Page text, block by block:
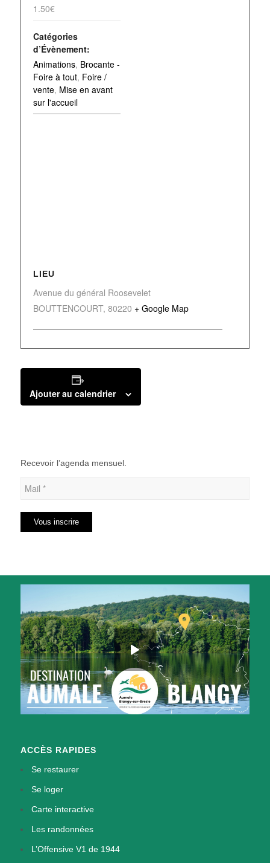
1.50€
Catégories
d’Évènement:
Animations, Brocante -
Foire à tout, Foire /
vente, Mise en avant
sur l'accueil
LIEU
Avenue du général Roosevelet
BOUTTENCOURT, 80220 + Google Map
Ajouter au calendrier
Recevoir l’agenda mensuel.
ACCÈS RAPIDES
Se restaurer
Se loger
Carte interactive
Les randonnées
L’Offensive V1 de 1944